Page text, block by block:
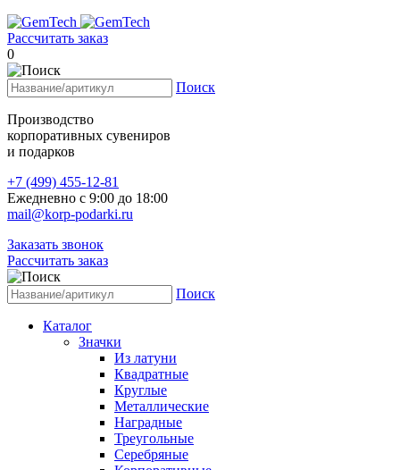
Рассчитать заказ
0
Поиск
Производство
корпоративных сувениров
и подарков
+7 (499) 455-12-81
Ежедневно с 9:00 до 18:00
mail@korp-podarki.ru
Заказать звонок
Рассчитать заказ
Поиск
Каталог
Значки
Из латуни
Квадратные
Круглые
Металлические
Наградные
Треугольные
Серебряные